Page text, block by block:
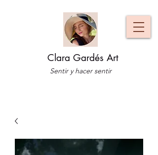
Clara Gardés Art
Sentir y hacer sentir